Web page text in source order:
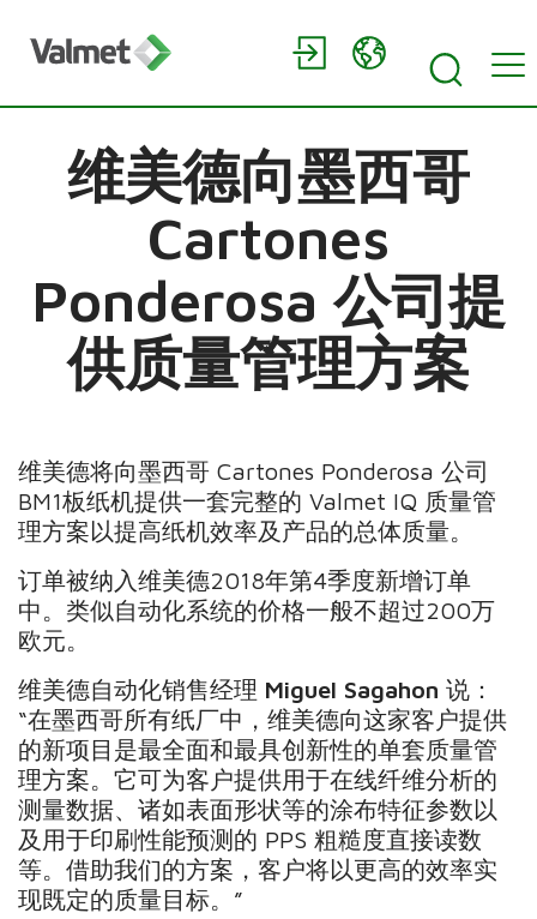
维美德向墨西哥
Cartones
Ponderosa 公司提
供质量管理方案
维美德将向墨西哥 Cartones Ponderosa 公司
BM1板纸机提供一套完整的 Valmet IQ 质量管
理方案以提高纸机效率及产品的总体质量。
订单被纳入维美德2018年第4季度新增订单
中。类似自动化系统的价格一般不超过200万
欧元。
维美德自动化销售经理 Miguel Sagahon说：
“在墨西哥所有纸厂中，维美德向这家客户提供
的新项目是最全面和最具创新性的单套质量管
理方案。它可为客户提供用于在线纤维分析的
测量数据、诸如表面形状等的涂布特征参数以
及用于印刷性能预测的 PPS 粗糙度直接读数
等。借助我们的方案，客户将以更高的效率实
现既定的质量目标。”